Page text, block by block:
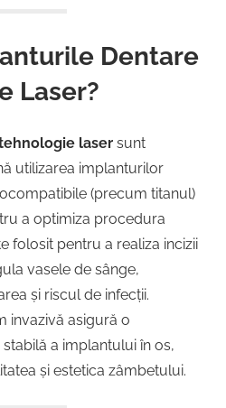
Dentare
Laser?
laser sunt
utilizarea implanturilor
(precum titanul)
a optimiza procedura
folosit pentru a realiza incizii
vasele de sânge,
și riscul de infecții.
invazivă asigură o
a implantului în os,
și estetica zâmbetului.